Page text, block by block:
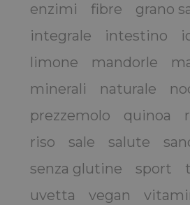
enzimi
fibre
grano
integrale
intestino
limone
mandorle
minerali
naturale
prezzemolo
quinoa
riso
sale salute
senza glutine
sport
uvetta
vegan